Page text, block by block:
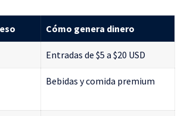
Cómo genera dinero
Entradas de $5 a $20 USD
Bebidas y comida premium